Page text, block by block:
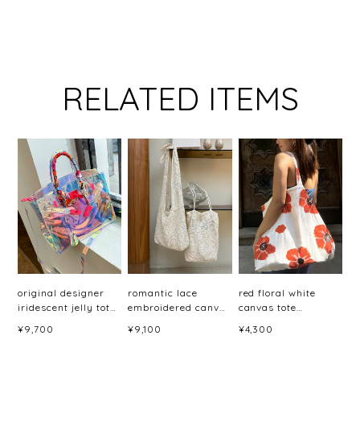
RELATED ITEMS
original designer
iridescent jelly tote
¥9,700
romantic lace
embroidered canvas
¥9,100
red floral white
canvas tote
¥4,300